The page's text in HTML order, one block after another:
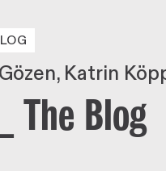
Katrin
The Blog